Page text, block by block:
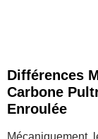
Différences
Carbone
Enroulée
Mécaniquement,